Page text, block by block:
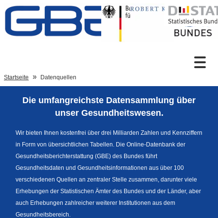
Zum Inhalt
Sprachumschaltung
Fußzeile
Startseite Datenquellen
Die umfangreichste Datensammlung über
unser Gesundheitswesen.
Wir bieten Ihnen kostenfrei über drei Milliarden Zahlen und Kennziffern
in Form von übersichtlichen Tabellen. Die Online-Datenbank der
Gesundheitsberichterstattung (GBE) des Bundes führt
Gesundheitsdaten und Gesundheitsinformationen aus über 100
verschiedenen Quellen an zentraler Stelle zusammen, darunter viele
Erhebungen der Statistischen Ämter des Bundes und der Länder, aber
auch Erhebungen zahlreicher weiterer Institutionen aus dem
Gesundheitsbereich.